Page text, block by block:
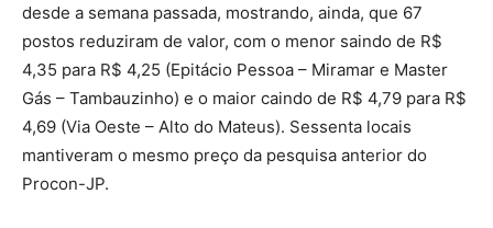
desde a semana passada, mostrando, ainda, que 67
postos reduziram de valor, com o menor saindo de R$
4,35 para R$ 4,25 (Epitácio Pessoa – Miramar e Master
Gás – Tambauzinho) e o maior caindo de R$ 4,79 para R$
4,69 (Via Oeste – Alto do Mateus). Sessenta locais
mantiveram o mesmo preço da pesquisa anterior do
Procon-JP.